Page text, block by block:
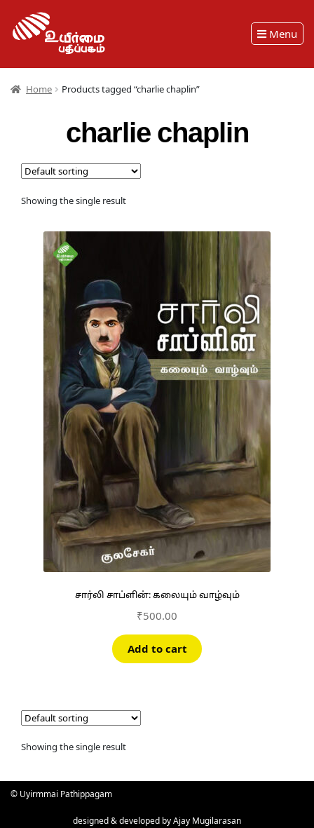
Menu
Home Products tagged “charlie chaplin”
charlie chaplin
Showing the single result
சார்லி சாப்ளின்: கலையும் வாழ்வும்
₹500.00
Add to cart
Showing the single result
© Uyirmmai Pathippagam
designed & developed byAjay Mugilarasan